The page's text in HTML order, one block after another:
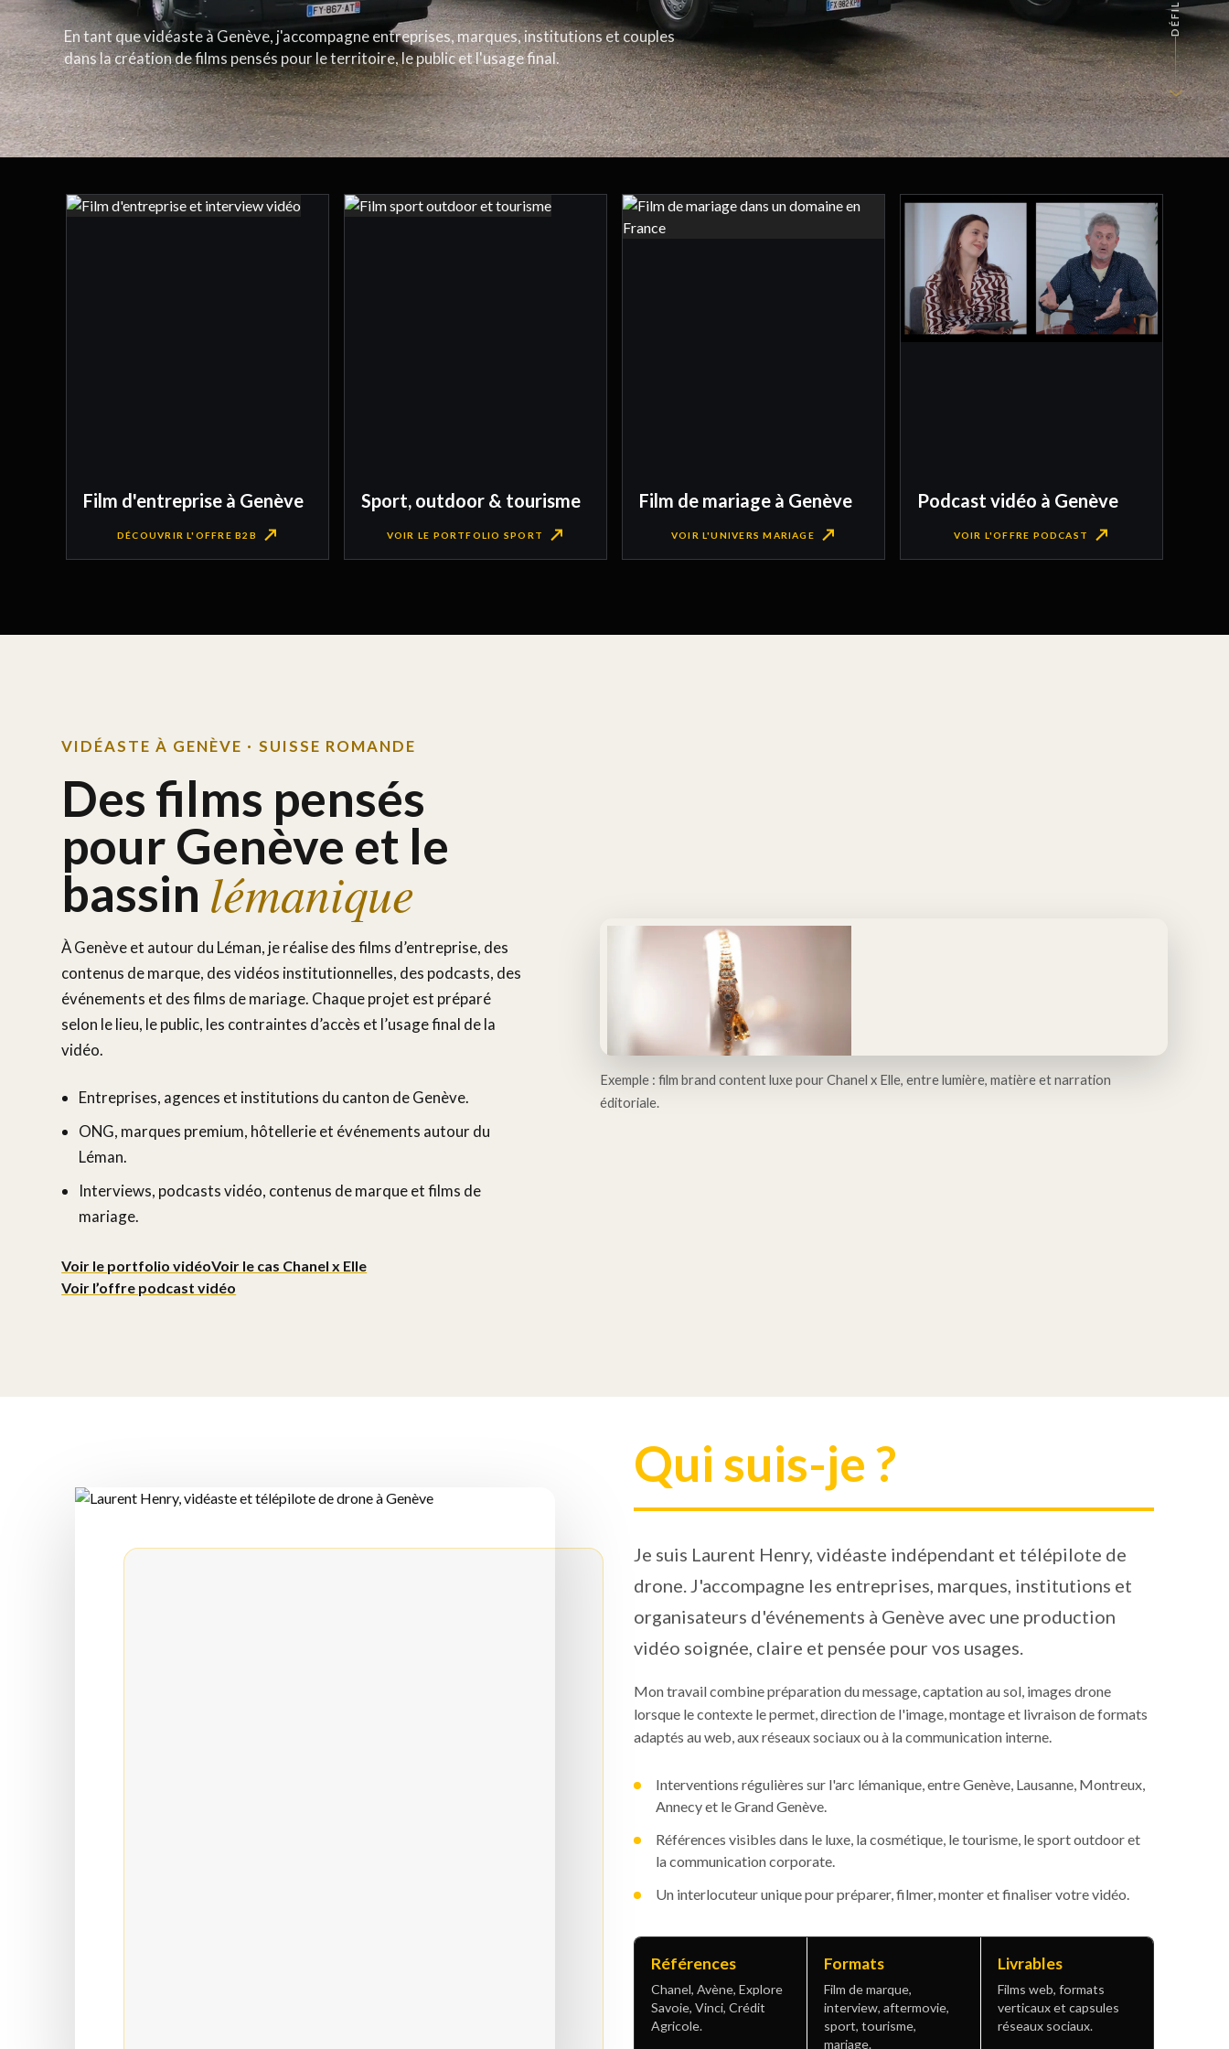
En tant que vidéaste à Genève, j'accompagne entreprises, marques, institutions et couples
dans la création de films pensés pour le territoire, le public et l'usage final.
Film d'entreprise à Genève
DÉCOUVRIR L'OFFRE B2B
Sport, outdoor & tourisme
VOIR LE PORTFOLIO SPORT
Film de mariage à Genève
VOIR L'UNIVERS MARIAGE
Podcast vidéo à Genève
VOIR L'OFFRE PODCAST
VIDÉASTE À GENÈVE · SUISSE ROMANDE
Des films pensés
pour Genève et le
bassin lémanique
À Genève et autour du Léman, je réalise des films d’entreprise, des
contenus de marque, des vidéos institutionnelles, des podcasts, des
événements et des films de mariage. Chaque projet est préparé
selon le lieu, le public, les contraintes d’accès et l’usage final de la
vidéo.
Entreprises, agences et institutions du canton de Genève.
ONG, marques premium, hôtellerie et événements autour du
Léman.
Interviews, podcasts vidéo, contenus de marque et films de
mariage.
Voir le portfolio vidéoVoir le cas Chanel x Elle
Voir l’offre podcast vidéo
Exemple : film brand content luxe pour Chanel x Elle, entre lumière, matière et narration
éditoriale.
Qui suis-je ?
Je suis Laurent Henry, vidéaste indépendant et télépilote de
drone. J'accompagne les entreprises, marques, institutions et
organisateurs d'événements à Genève avec une production
vidéo soignée, claire et pensée pour vos usages.
Mon travail combine préparation du message, captation au sol, images drone
lorsque le contexte le permet, direction de l'image, montage et livraison de formats
adaptés au web, aux réseaux sociaux ou à la communication interne.
Interventions régulières sur l'arc lémanique, entre Genève, Lausanne, Montreux,
Annecy et le Grand Genève.
Références visibles dans le luxe, la cosmétique, le tourisme, le sport outdoor et
la communication corporate.
Un interlocuteur unique pour préparer, filmer, monter et finaliser votre vidéo.
Références
Chanel, Avène, Explore
Savoie, Vinci, Crédit
Agricole.
Formats
Film de marque,
interview, aftermovie,
sport, tourisme,
mariage.
Livrables
Films web, formats
verticaux et capsules
réseaux sociaux.